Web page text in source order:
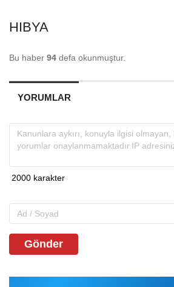
HIBYA
Bu haber 94 defa okunmuştur.
YORUMLAR
Gönder